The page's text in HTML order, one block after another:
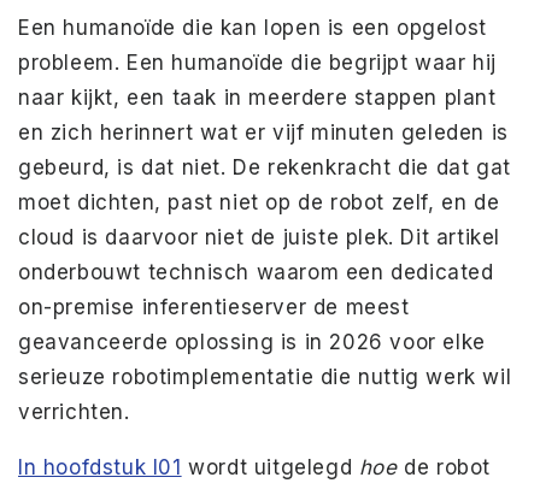
Een humanoïde die kan lopen is een opgelost
probleem. Een humanoïde die begrijpt waar hij
naar kijkt, een taak in meerdere stappen plant
en zich herinnert wat er vijf minuten geleden is
gebeurd, is dat niet. De rekenkracht die dat gat
moet dichten, past niet op de robot zelf, en de
cloud is daarvoor niet de juiste plek. Dit artikel
onderbouwt technisch waarom een ​​dedicated
on-premise inferentieserver de meest
geavanceerde oplossing is in 2026 voor elke
serieuze robotimplementatie die nuttig werk wil
verrichten.
In hoofdstuk I01 wordt uitgelegd hoede robot